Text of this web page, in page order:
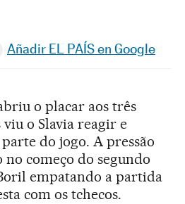
en Facebook
en Twitter
Redes Sociales
Añadir EL PAÍS en Google
o placar aos três
o Slavia reagir e
do jogo. A pressão
no começo do segundo
empatando a partida
com os tchecos.